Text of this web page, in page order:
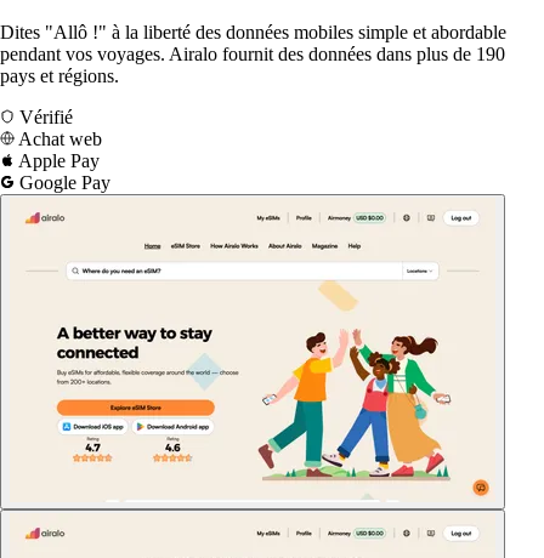
Dites "Allô !" à la liberté des données mobiles simple et abordable
pendant vos voyages. Airalo fournit des données dans plus de 190
pays et régions.
Vérifié
Achat web
Apple Pay
Google Pay